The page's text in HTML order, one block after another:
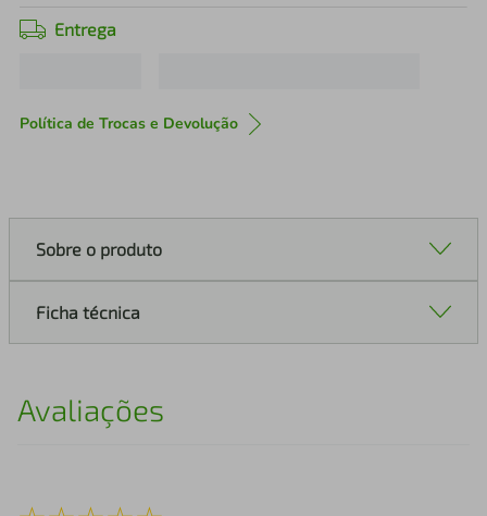
Entrega
Política de Trocas e Devolução
Sobre o produto
Ficha técnica
Avaliações